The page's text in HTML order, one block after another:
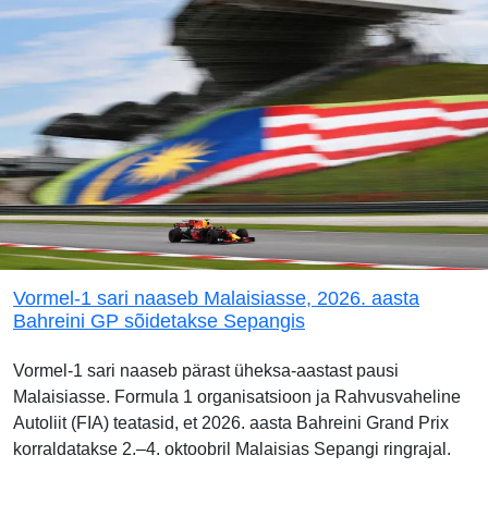
Vormel-1 sari naaseb Malaisiasse, 2026. aasta
Bahreini GP sõidetakse Sepangis
Vormel-1 sari naaseb pärast üheksa-aastast pausi
Malaisiasse. Formula 1 organisatsioon ja Rahvusvaheline
Autoliit (FIA) teatasid, et 2026. aasta Bahreini Grand Prix
korraldatakse 2.–4. oktoobril Malaisias Sepangi ringrajal.